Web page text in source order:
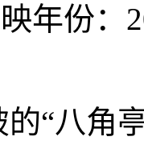
映年份：
“八角